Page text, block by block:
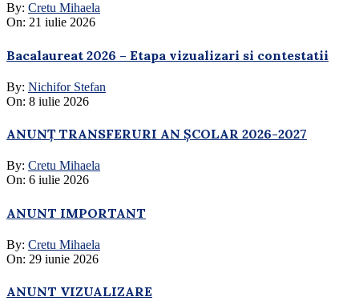
By: Cretu Mihaela
On: 21 iulie 2026
Bacalaureat 2026 – Etapa vizualizari si contestatii
By: Nichifor Stefan
On: 8 iulie 2026
ANUNȚ TRANSFERURI AN ȘCOLAR 2026-2027
By: Cretu Mihaela
On: 6 iulie 2026
ANUNT IMPORTANT
By: Cretu Mihaela
On: 29 iunie 2026
ANUNT VIZUALIZARE